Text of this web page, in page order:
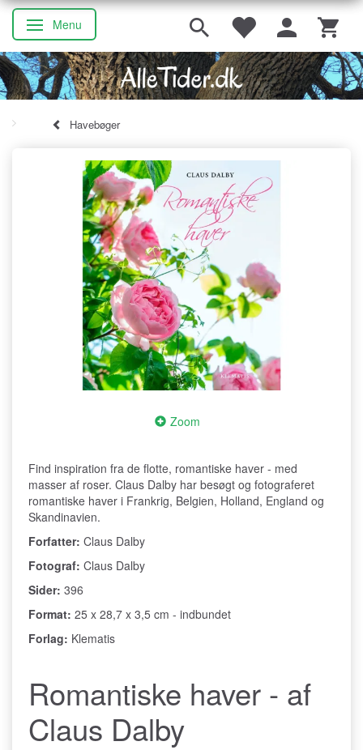
Skifte navigation
Menu
Havebøger
Zoom
Find inspiration fra de flotte, romantiske haver - med
masser af roser. Claus Dalby har besøgt og fotograferet
romantiske haver i Frankrig, Belgien, Holland, England og
Skandinavien.
Forfatter: Claus Dalby
Fotograf: Claus Dalby
Sider: 396
Format: 25 x 28,7 x 3,5 cm - indbundet
Forlag: Klematis
Romantiske haver - af
Claus Dalby